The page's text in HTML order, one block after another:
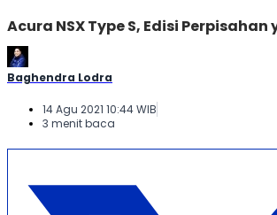
Acura NSX Type S, Edisi
Baghendra Lodra
14 Agu 2021 10:44 WIB
3 menit baca